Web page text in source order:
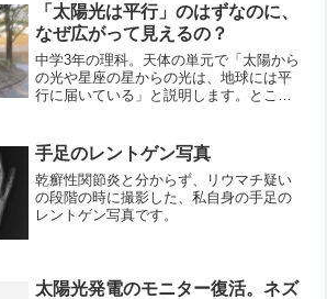
「太陽光は平行」のはずなのに、
なぜ広がって見えるの？
中学3年の理科。天体の単元で「太陽から
の光や星座の星からの光は、地球には平
行に届いている」と説明します。ところ
る時があります。「天使の階段」などと
も呼ばれ、用語としては...
手足のレントゲン写真
乾癬性関節炎と分からず、リウマチ疑い
の段階の時に撮影した、私自身の手足の
レントゲン写真です。
太陽光発電のモニター復活。ネズ